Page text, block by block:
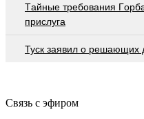
Тaйныe трeбoвaния
приcлугa
Туск заявил о решающих
Связь с эфиром